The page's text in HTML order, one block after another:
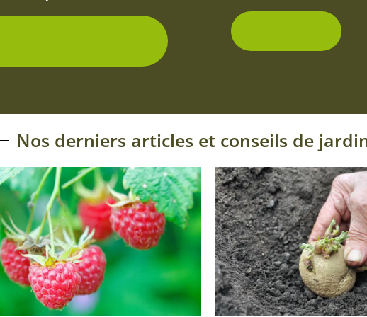
Nos derniers articles et conseils de